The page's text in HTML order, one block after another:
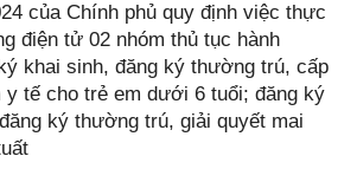
của Chính phủ quy định việc thực
điện tử 02 nhóm thủ tục hành
khai sinh, đăng ký thường trú, cấp
y tế cho trẻ em dưới 6 tuổi; đăng ký
ký thường trú, giải quyết mai